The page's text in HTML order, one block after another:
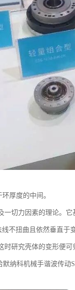
厚度的中间。
一切力因素的理论。
不扭曲且依然垂直于
研究壳体的变形便可
纳科机械手谐波传